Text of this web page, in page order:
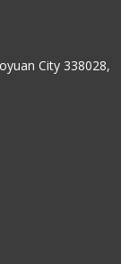
City 338028,